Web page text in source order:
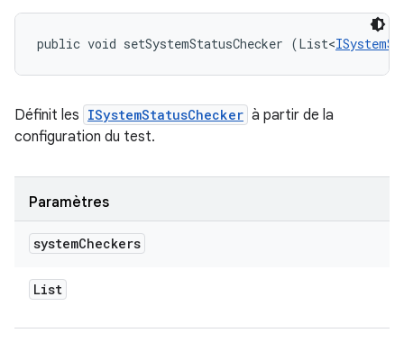
public void setSystemStatusChecker (List<
Définit les ISystemStatusChecker à partir de la
configuration du test.
Paramètres
systemCheckers
List